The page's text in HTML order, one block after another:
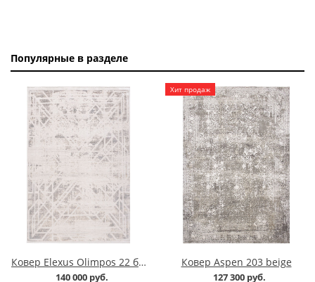
Популярные в разделе
Ковер Elexus Olimpos 22 бежевый
140 000 руб.
Хит продаж
Ковер Aspen 203 beige
127 300 руб.